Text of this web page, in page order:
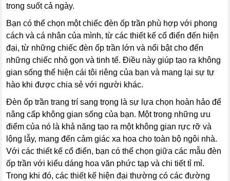
trong suốt cả ngày.
Bạn có thể chọn một chiếc đèn ốp trần phù hợp với phong
cách và cá nhân của mình, từ các thiết kế cổ điển đến hiện
đại, từ những chiếc đèn ốp trần lớn và nổi bật cho đến
những chiếc nhỏ gọn và tinh tế. Điều này giúp tạo ra không
gian sống thể hiện cái tôi riêng của bạn và mang lại sự tự
hào khi được chia sẻ với người khác.
Đèn ốp trần trang trí sang trọng là sự lựa chọn hoàn hảo để
nâng cấp không gian sống của bạn. Một trong những ưu
điểm của nó là khả năng tạo ra một không gian rực rỡ và
lộng lẫy, mang đến cảm giác xa hoa cho toàn bộ ngôi nhà.
Với các thiết kế cổ điển, bạn có thể chọn giữa các mẫu đèn
ốp trần với kiểu dáng hoa văn phức tạp và chi tiết tỉ mỉ.
Trong khi đó, các thiết kế hiện đại thường có các đường